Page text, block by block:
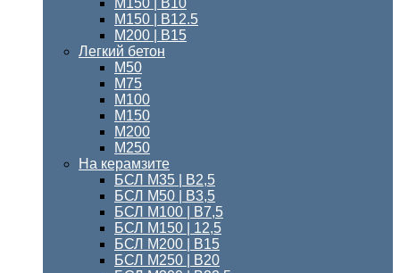
М150 | B10
М150 | B12.5
М200 | В15
Легкий бетон
М50
М75
М100
М150
М200
М250
На керамзите
БСЛ М35 | В2,5
БСЛ М50 | В3,5
БСЛ М100 | В7,5
БСЛ М150 | 12,5
БСЛ М200 | В15
БСЛ M250 | В20